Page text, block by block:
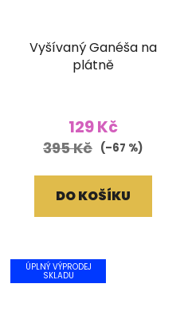
Vyšívaný Ganéša na
plátně
129 Kč
395 Kč (–67 %)
DO KOŠÍKU
ÚPLNÝ VÝPRODEJ
SKLADU